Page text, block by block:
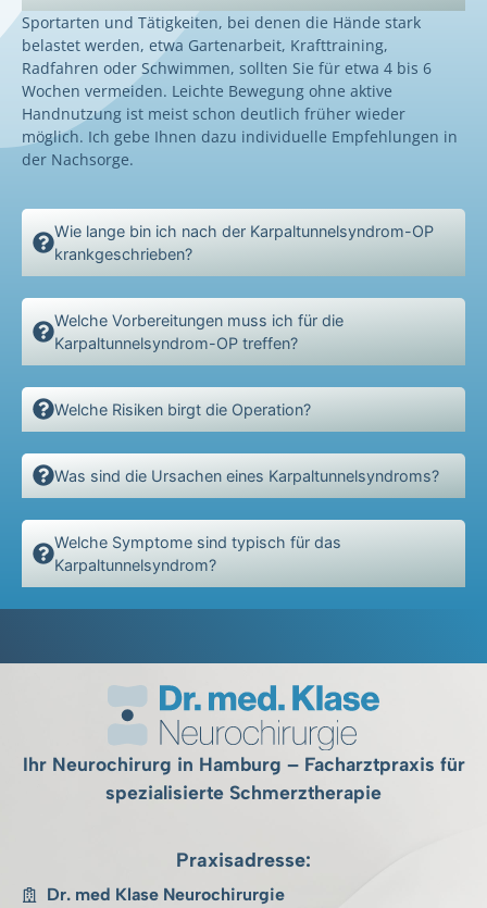
Sportarten und Tätigkeiten, bei denen die Hände stark
belastet werden, etwa Gartenarbeit, Krafttraining,
Radfahren oder Schwimmen, sollten Sie für etwa 4 bis 6
Wochen vermeiden. Leichte Bewegung ohne aktive
Handnutzung ist meist schon deutlich früher wieder
möglich. Ich gebe Ihnen dazu individuelle Empfehlungen in
der Nachsorge.
Wie lange bin ich nach der Karpaltunnelsyndrom-OP
krankgeschrieben?
Welche Vorbereitungen muss ich für die
Karpaltunnelsyndrom-OP treffen?
Welche Risiken birgt die Operation?
Was sind die Ursachen eines Karpaltunnelsyndroms?
Welche Symptome sind typisch für das
Karpaltunnelsyndrom?
Praxisadresse:
Dr. med Klase Neurochirurgie
Ihr Neurochirurg in Hamburg – Facharztpraxis für
spezialisierte Schmerztherapie